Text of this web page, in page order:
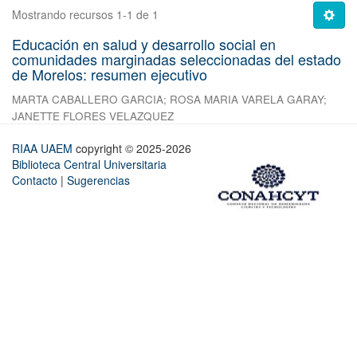
Mostrando recursos 1-1 de 1
Educación en salud y desarrollo social en
comunidades marginadas seleccionadas del estado
de Morelos: resumen ejecutivo
MARTA CABALLERO GARCIA; ROSA MARIA VARELA GARAY;
JANETTE FLORES VELAZQUEZ
RIAA UAEM copyright © 2025-2026
Biblioteca Central Universitaria
Contacto | Sugerencias